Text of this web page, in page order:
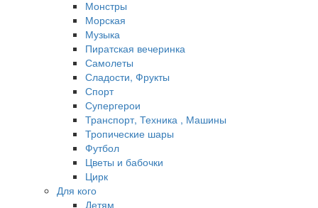
Монстры
Морская
Музыка
Пиратская вечеринка
Самолеты
Сладости, Фрукты
Спорт
Супергерои
Транспорт, Техника , Машины
Тропические шары
Футбол
Цветы и бабочки
Цирк
Для кого
Детям